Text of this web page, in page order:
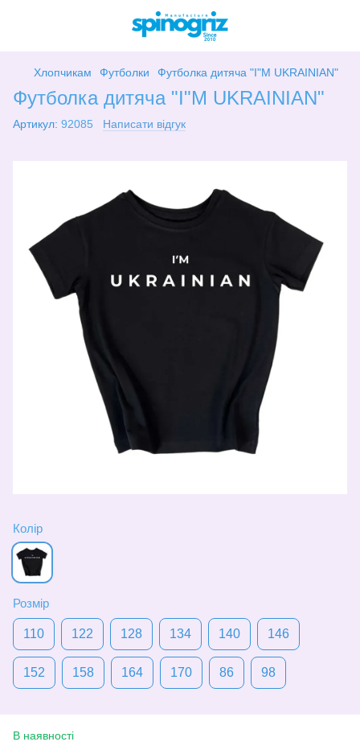
Хлопчикам Футболки Футболка дитяча "I"M UKRAINIAN"
Футболка дитяча "I"M UKRAINIAN"
Артикул: 92085 Написати відгук
Колір
Розмір
110 122 128 134 140 146
152 158 164 170 86 98
В наявності